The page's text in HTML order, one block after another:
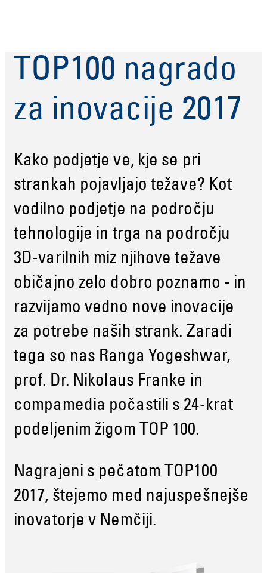
TOP100 nagrado
za inovacije 2017
Kako podjetje ve, kje se pri
strankah pojavljajo težave? Kot
vodilno podjetje na področju
tehnologije in trga na področju
3D-varilnih miz njihove težave
običajno zelo dobro poznamo - in
razvijamo vedno nove inovacije
za potrebe naših strank. Zaradi
tega so nas Ranga Yogeshwar,
prof. Dr. Nikolaus Franke in
compamedia počastili s 24-krat
podeljenim žigom TOP 100.
Nagrajeni s pečatom TOP100
2017, štejemo med najuspešnejše
inovatorje v Nemčiji.